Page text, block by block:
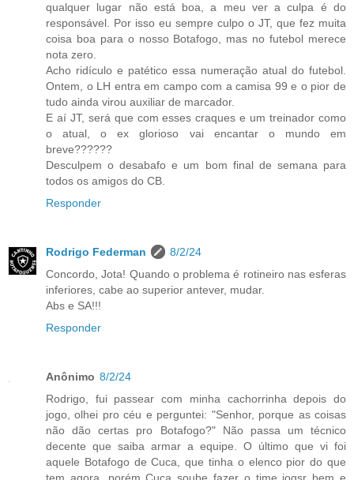
qualquer lugar não está boa, a meu ver a culpa é do
responsável. Por isso eu sempre culpo o JT, que fez muita
coisa boa para o nosso Botafogo, mas no futebol merece
nota zero.
Acho ridículo e patético essa numeração atual do futebol.
Ontem, o LH entra em campo com a camisa 99 e o pior de
tudo ainda virou auxiliar de marcador.
E aí JT, será que com esses craques e um treinador como
o atual, o ex glorioso vai encantar o mundo em
breve??????
Desculpem o desabafo e um bom final de semana para
todos os amigos do CB.
Responder
Rodrigo Federman
8/2/24
Concordo, Jota! Quando o problema é rotineiro nas esferas
inferiores, cabe ao superior antever, mudar.
Abs e SA!!!
Responder
Anônimo 8/2/24
Rodrigo, fui passear com minha cachorrinha depois do
jogo, olhei pro céu e perguntei: "Senhor, porque as coisas
não dão certas pro Botafogo?" Não passa um técnico
decente que saiba armar a equipe. O último que vi foi
aquele Botafogo de Cuca, que tinha o elenco pior do que